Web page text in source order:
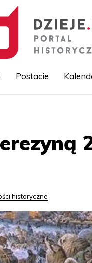
Postacie
historyczne